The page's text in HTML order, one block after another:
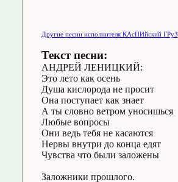
Другие песни исполнителя КАсПИйский ГРуЗ
Текст песни:
АНДРЕЙ ЛЕНИЦКИЙ:
Это лето как осень
Душа кислорода не просит
Она поступает как знает
А ты словно ветром уносишься
Любые вопросы
Они ведь тебя не касаются
Нервы внутри до конца едят
Чувства что были заложены
Заложники прошлого.